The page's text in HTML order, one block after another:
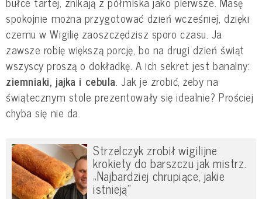
spokojnie można przygotować dzień wcześniej, dzięki
czemu w Wigilię zaoszczędzisz sporo czasu. Ja
zawsze robię większą porcję, bo na drugi dzień świąt
wszyscy proszą o dokładkę. A ich sekret jest banalny:
ziemniaki, jajka i cebula. Jak je zrobić, żeby na
świątecznym stole prezentowały się idealnie? Prościej
chyba się nie da.
Strzelczyk zrobił wigilijne
krokiety do barszczu jak mistrz.
„Najbardziej chrupiące, jakie
istnieją”